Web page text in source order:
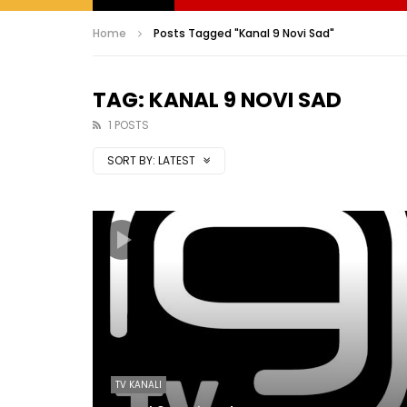
Home Posts Tagged "Kanal 9 Novi Sad"
TAG: KANAL 9 NOVI SAD
1 POSTS
SORT BY: LATEST
TV KANALI